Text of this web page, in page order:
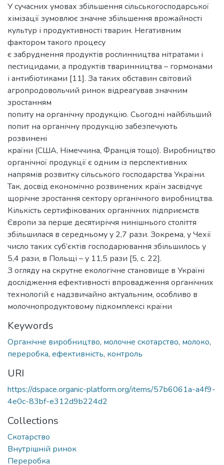
У сучасних умовах збільшення сільськогосподарської
хімізації зумовлює значне збільшення врожайності
культур і продуктивності тварин. Негативним
фактором такого процесу
є забруднення продуктів рослинництва нітратами і
пестицидами, а продуктів тваринництва – гормонами
і антибіотиками [11]. За таких обставин світовий
агропродовольчий ринок відреагував значним
зростанням
попиту на органічну продукцію. Сьогодні найбільший
попит на органічну продукцію забезпечують
розвинені
країни (США, Німеччина, Франція тощо). Виробництво
органічної продукції є одним із перспективних
напрямів розвитку сільського господарства України.
Так, досвід економічно розвинених країн засвідчує
щорічне зростання сектору органічного виробництва.
Кількість сертифікованих органічних підприємств
Європи за перше десятиріччя нинішнього століття
збільшилася в середньому у 2,7 рази. Зокрема, у Чехії
число таких суб’єктів господарювання збільшилось у
5,4 рази, в Польщі – у 11,5 рази [5, с. 22].
З огляду на скрутне екологічне становище в Україні
дослідження ефективності впровадження органічних
технологій є надзвичайно актуальним, особливо в
молочнопродуктовому підкомплексі країни
Keywords
Органічне виробництво, молочне скотарство, молоко,
переробка, ефективність, контроль
URI
https://dspace.organic-platform.org/items/57b6061a-a4f9-
4e0c-83bf-e312d9b224d2
Collections
Скотарство
Внутрішній ринок
Переробка